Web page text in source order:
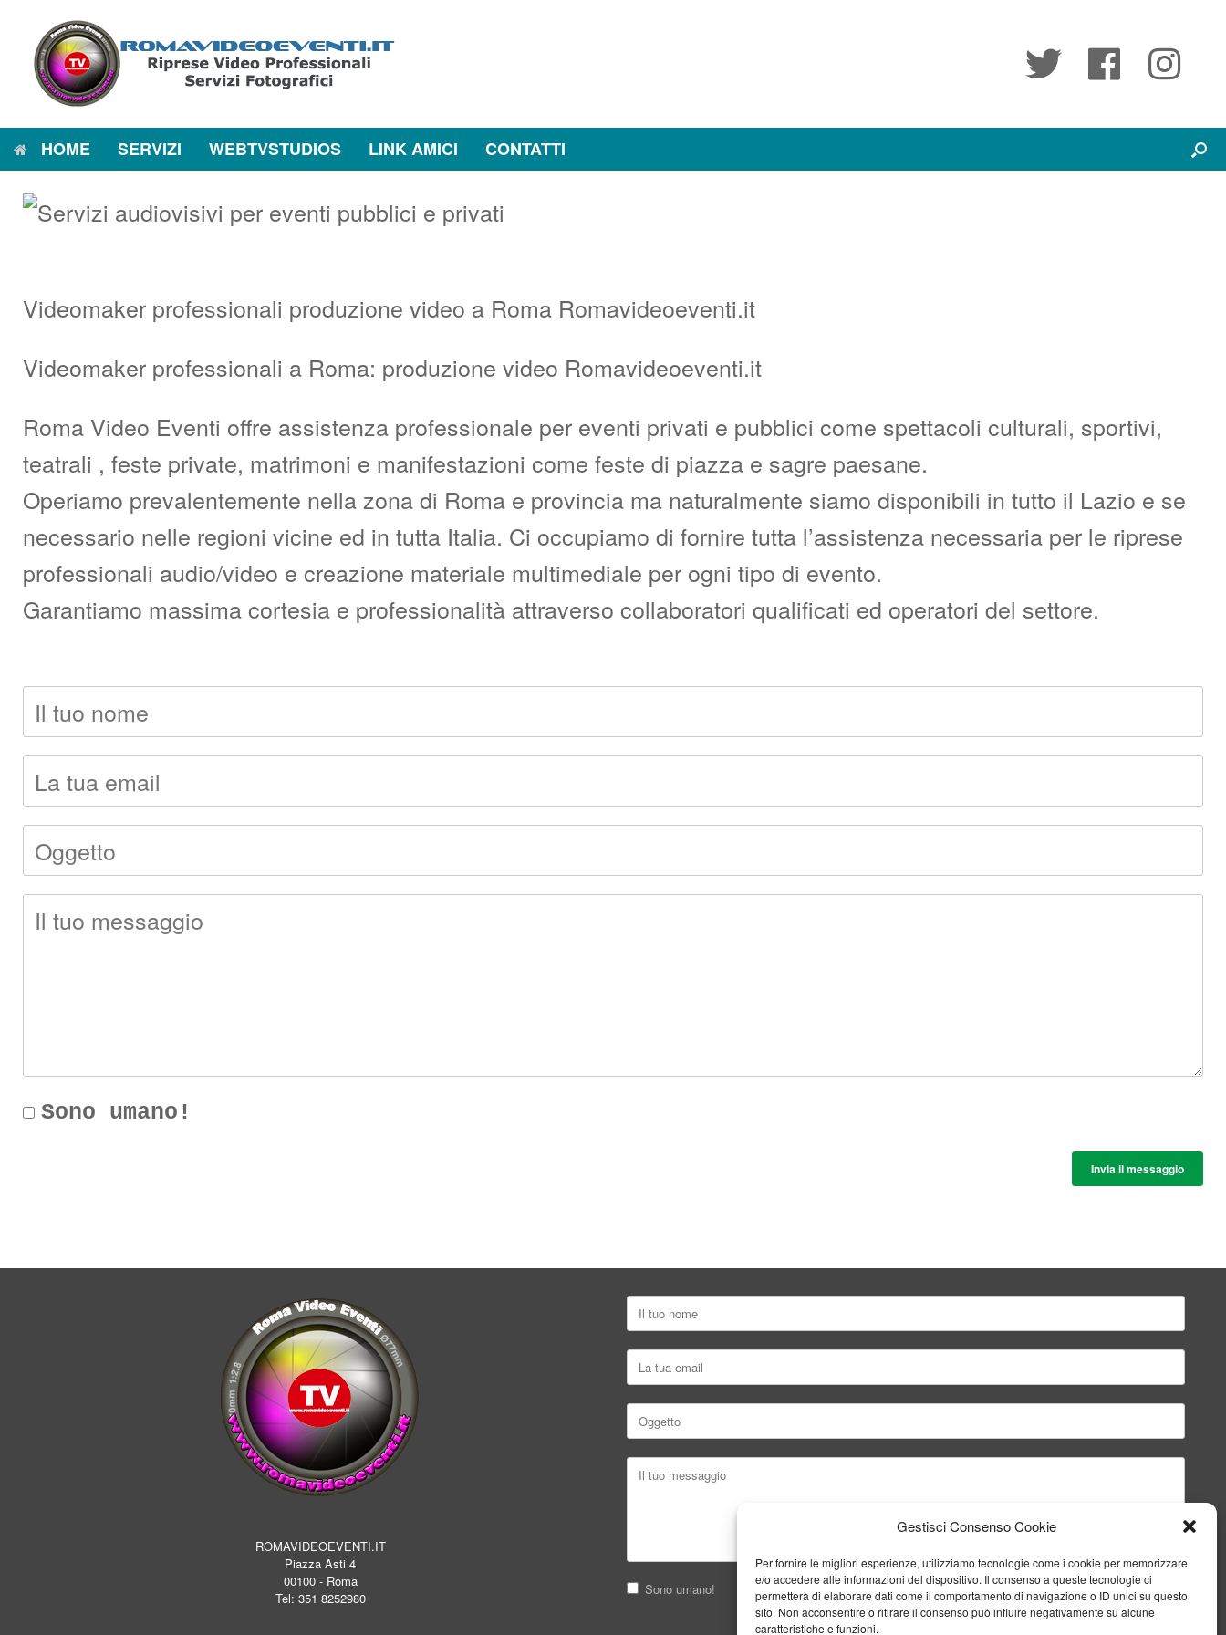
Gestisci Consenso Cookie
Per fornire le migliori esperienze, utilizziamo tecnologie come i cookie per memorizzare
e/o accedere alle informazioni del dispositivo. Il consenso a queste tecnologie ci
permetterà di elaborare dati come il comportamento di navigazione o ID unici su questo
sito. Non acconsentire o ritirare il consenso può influire negativamente su alcune
caratteristiche e funzioni.
contenuto
HOME SERVIZI WEBTVSTUDIOS LINK AMICI CONTATTI
Videomaker professionali produzione video a Roma Romavideoeventi.it
Videomaker professionali a Roma: produzione video Romavideoeventi.it
Roma Video Eventi offre assistenza professionale per eventi privati e pubblici come spettacoli culturali, sportivi,
teatrali , feste private, matrimoni e manifestazioni come feste di piazza e sagre paesane.
Operiamo prevalentemente nella zona di Roma e provincia ma naturalmente siamo disponibili in tutto il Lazio e se
necessario nelle regioni vicine ed in tutta Italia. Ci occupiamo di fornire tutta l’assistenza necessaria per le riprese
professionali audio/video e creazione materiale multimediale per ogni tipo di evento.
Garantiamo massima cortesia e professionalità attraverso collaboratori qualificati ed operatori del settore.
Sono umano!
Invia il messaggio
ROMAVIDEOEVENTI.IT
Piazza Asti 4
00100 - Roma
Tel: 351 8252980
Sono umano!